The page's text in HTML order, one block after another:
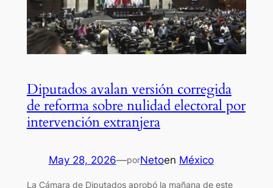
Diputados avalan versión corregida
de reforma sobre nulidad electoral por
intervención extranjera
May 28, 2026—porNetoen México
La Cámara de Diputados aprobó la mañana de este